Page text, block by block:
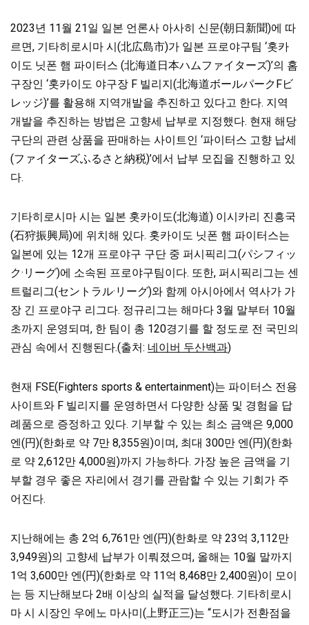
2023년 11월 21일 일본 언론사 아사히 신문(朝日新聞)에 따
르면, 기타히로시마 시(北広島市)가 일본 프로야구팀 ‘홋카
이도 닛폰 햄 파이터스 (北海道日本ハムファイターズ)’의 홈
구장인 ‘홋카이도 야구장 F 빌리지(北海道ボールパークFビ
レッジ)’를 활용해 지역개발을 추진하고 있다고 한다. 지역
개발을 추진하는 방법은 고향세 납부로 지정했다. 현재 해당
구단의 관련 상품을 판매하는 사이트인 ‘파이터스 고향 납세
(ファイターズふるさと納税)’에서 납부 모집을 진행하고 있
다.
기타히로시마 시는 일본 홋카이도(北海道) 이시카리 진흥국
(石狩振興局)에 위치해 있다. 홋카이도 닛폰 햄 파이터스는
일본에 있는 12개 프로야구 구단 중 퍼시픽리그(パシフィッ
ク·リーグ)에 소속된 프로야구팀이다. 또한, 퍼시픽리그는 센
트럴리그(セントラル·リーグ)와 함께 아시아에서 역사가 가
장 긴 프로야구 리그다. 정규리그는 해마다 3월 말부터 10월
초까지 운영되며, 한 팀이 총 120경기를 할 정도로 전 국민의
관심 속에서 진행된다.(출처: 네이버 두산백과)
현재 FSE(Fighters sports & entertainment)는 파이터스 전용
사이트와 F 빌리지를 운영하면서 다양한 상품 및 경험을 답
례품으로 증정하고 있다. 기부할 수 있는 최소 금액은 9,000
엔(円)(한화로 약 7만 8,355원)이며, 최대 300만 엔(円)(한화
로 약 2,612만 4,000원)까지 가능하다. 가장 높은 금액을 기
부할 경우 좋은 자리에서 경기를 관람할 수 있는 기회가 주
어진다.
지난해에는 총 2억 6,761만 엔(円)(한화로 약 23억 3,112만
3,949원)의 고향세 납부가 이뤄졌으며, 올해는 10월 말까지
1억 3,600만 엔(円)(한화로 약 11억 8,468만 2,400원)이 모이
는 등 지난해보다 2배 이상의 실적을 달성했다. 기타히로시
마 시 시장인 우에노 마사미(上野正三)는 “도시가 전환점을